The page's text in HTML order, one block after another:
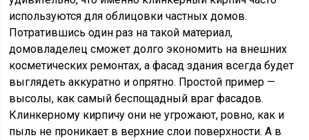
используются для облицовки частных домов.
Потратившись один раз на такой материал,
домовладелец сможет долго экономить на внешних
косметических ремонтах, а фасад здания всегда будет
выглядеть аккуратно и опрятно. Простой пример —
высолы, как самый беспощадный враг фасадов.
Клинкерному кирпичу они не угрожают, ровно, как и
пыль не проникает в верхние слои поверхности. А в